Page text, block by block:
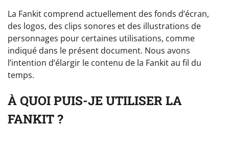
La Fankit comprend actuellement des fonds d’écran,
des logos, des clips sonores et des illustrations de
personnages pour certaines utilisations, comme
indiqué dans le présent document. Nous avons
l’intention d’élargir le contenu de la Fankit au fil du
temps.
À QUOI PUIS-JE UTILISER LA
FANKIT ?